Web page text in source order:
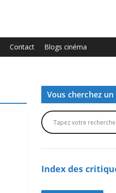
Contact Blogs cinéma
Vous cherchez
Index des